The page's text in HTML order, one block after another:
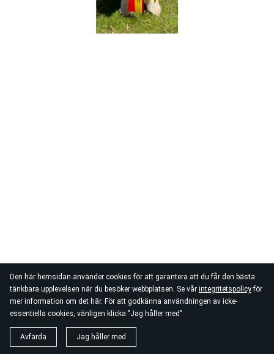
Den här hemsidan använder cookies för att garantera att du får den bästa
tänkbara upplevelsen när du besöker webbplatsen. Se vår integritetspolicyför
mer information om det här. För att godkänna användningen av icke-
essentiella cookies, vänligen klicka "Jag håller med"
Avfärda Jag håller med